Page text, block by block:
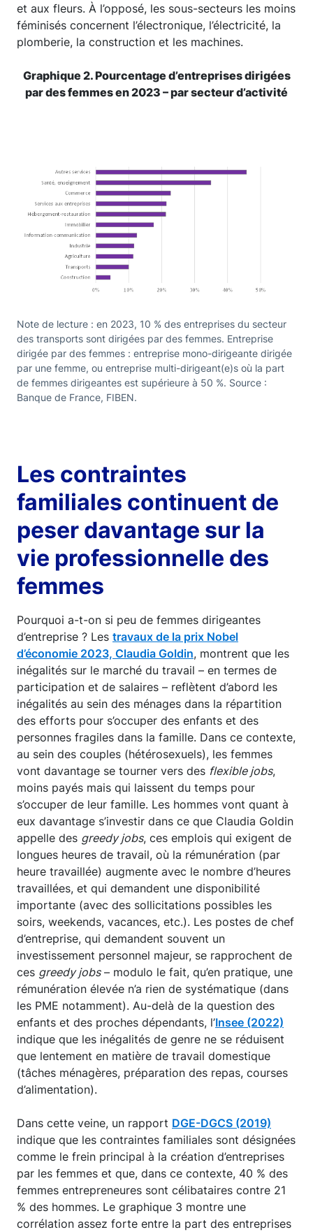
et aux fleurs. À l’opposé, les sous-secteurs les moins
féminisés concernent l’électronique, l’électricité, la
plomberie, la construction et les machines.
Graphique 2. Pourcentage d’entreprises dirigées
par des femmes en 2023 – par secteur d’activité
Note de lecture : en 2023, 10 % des entreprises du secteur
des transports sont dirigées par des femmes. Entreprise
dirigée par des femmes : entreprise mono-dirigeante dirigée
par une femme, ou entreprise multi-dirigeant(e)s où la part
de femmes dirigeantes est supérieure à 50 %. Source :
Banque de France, FIBEN.
Les contraintes
familiales continuent de
peser davantage sur la
vie professionnelle des
femmes
Pourquoi a-t-on si peu de femmes dirigeantes
d’entreprise ? Les travaux de la prix Nobel
d’économie 2023, Claudia Goldin, montrent que les
inégalités sur le marché du travail – en termes de
participation et de salaires – reflètent d’abord les
inégalités au sein des ménages dans la répartition
des efforts pour s’occuper des enfants et des
personnes fragiles dans la famille. Dans ce contexte,
au sein des couples (hétérosexuels), les femmes
vont davantage se tourner vers des flexible jobs,
moins payés mais qui laissent du temps pour
s’occuper de leur famille. Les hommes vont quant à
eux davantage s’investir dans ce que Claudia Goldin
appelle des greedy jobs, ces emplois qui exigent de
longues heures de travail, où la rémunération (par
heure travaillée) augmente avec le nombre d’heures
travaillées, et qui demandent une disponibilité
importante (avec des sollicitations possibles les
soirs, weekends, vacances, etc.). Les postes de chef
d’entreprise, qui demandent souvent un
investissement personnel majeur, se rapprochent de
ces greedy jobs– modulo le fait, qu’en pratique, une
rémunération élevée n’a rien de systématique (dans
les PME notamment). Au-delà de la question des
enfants et des proches dépendants, l’Insee (2022)
indique que les inégalités de genre ne se réduisent
que lentement en matière de travail domestique
(tâches ménagères, préparation des repas, courses
d’alimentation).
Dans cette veine, un rapport DGE-DGCS (2019)
indique que les contraintes familiales sont désignées
comme le frein principal à la création d’entreprises
par les femmes et que, dans ce contexte, 40 % des
femmes entrepreneures sont célibataires contre 21
% des hommes. Le graphique 3 montre une
corrélation assez forte entre la part des entreprises